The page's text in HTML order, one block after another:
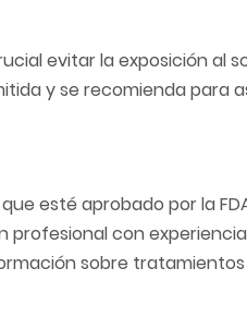
evitar la exposición al
y se recomienda para
esté aprobado por la
profesional con
sobre tratamientos